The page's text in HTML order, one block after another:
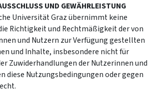
UND GEWÄHRLEISTUNG
Universität Graz übernimmt keine
Richtigkeit und Rechtmäßigkeit der von
und Nutzern zur Verfügung gestellten
und Inhalte, insbesondere nicht für
Zuwiderhandlungen der Nutzerinnen und
diese Nutzungsbedingungen oder gegen